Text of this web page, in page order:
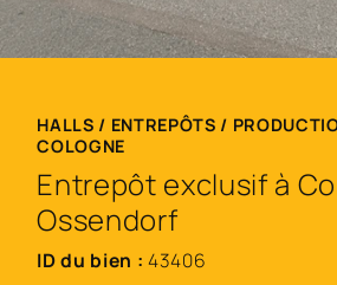
HALLS / ENTREPÔTS /
COLOGNE
Entrepôt exclusif à
Ossendorf
ID du bien : 43406